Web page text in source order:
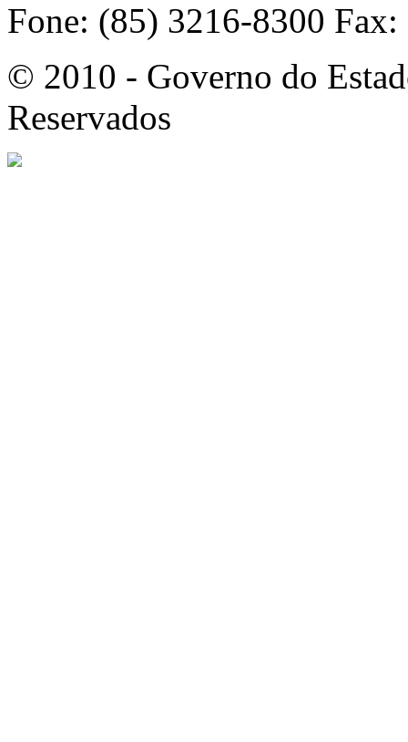
Fone: (85) 3216-8300
© 2010 - Governo do
Reservados